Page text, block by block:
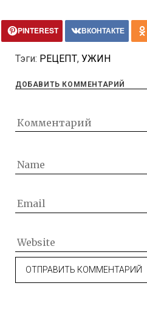
PINTEREST ВКОНТАКТЕ
Тэги: РЕЦЕПТ, УЖИН
ДОБАВИТЬ КОММЕНТАРИЙ